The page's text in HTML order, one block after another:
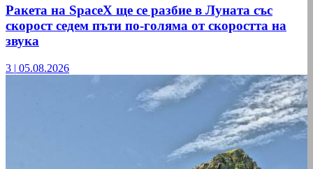
Ракета на SpaceX ще се разбие в Луната със
скорост седем пъти по-голяма от скоростта на
звука
3 | 05.08.2026